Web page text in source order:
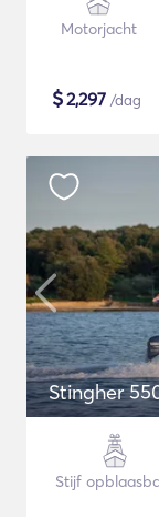
Motorjacht
$2,297 /dag
Stingher
Stijf